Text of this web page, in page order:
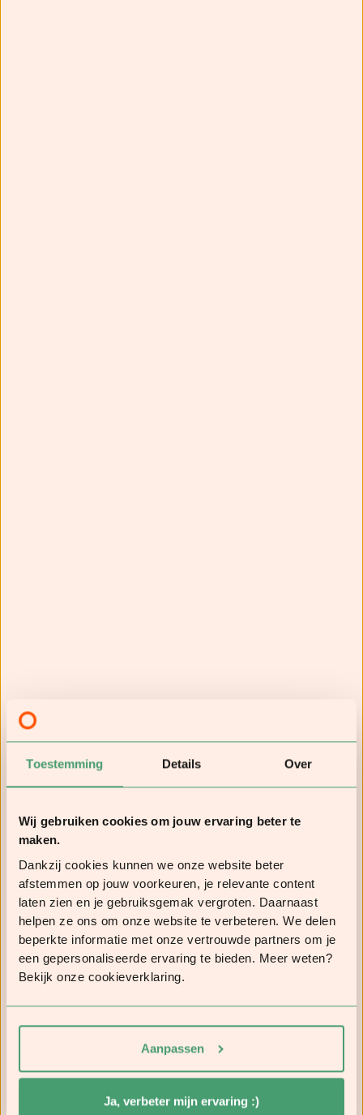
Toestemming Details Over
Wij gebruiken cookies om jouw ervaring beter te
maken.
Dankzij cookies kunnen we onze website beter
afstemmen op jouw voorkeuren, je relevante content
laten zien en je gebruiksgemak vergroten. Daarnaast
helpen ze ons om onze website te verbeteren. We delen
beperkte informatie met onze vertrouwde partners om je
een gepersonaliseerde ervaring te bieden. Meer weten?
Bekijk onze cookieverklaring.
Aanpassen
Ja, verbeter mijn ervaring :)